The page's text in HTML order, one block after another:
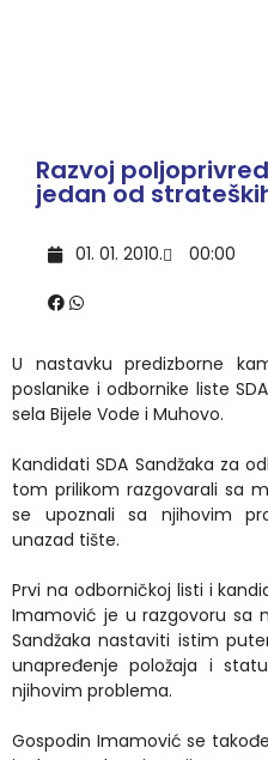
Razvoj
jedan od
01. 01. 2010. 00:00
U nastavku predizborne
poslanike i odbornike liste
sela Bijele Vode i Muhovo.
Kandidati SDA Sandžaka za
tom prilikom razgovarali sa
se upoznali sa njihovim
unazad tište.
Prvi na odborničkoj listi i
Imamović je u razgovoru sa
Sandžaka nastaviti istim
unapređenje položaja i
njihovim problema.
Gospodin Imamović se